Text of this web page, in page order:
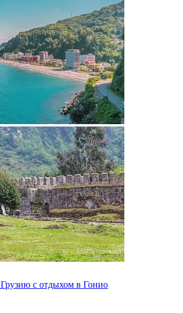
с отдыхом в Гонио